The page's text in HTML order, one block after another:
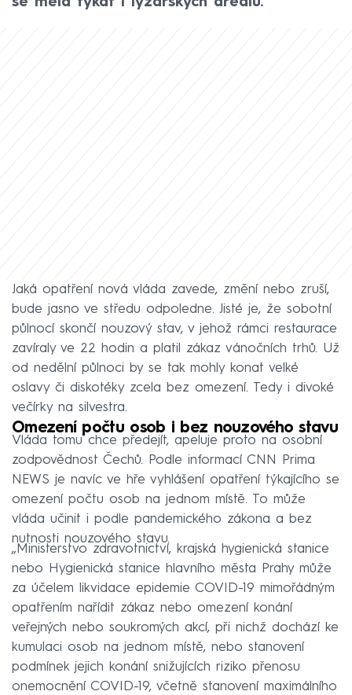
Jaká opatření nová vláda zavede, změní nebo zruší,
bude jasno ve středu odpoledne. Jisté je, že sobotní
půlnocí skončí nouzový stav, v jehož rámci restaurace
zavíraly ve 22 hodin a platil zákaz vánočních trhů. Už
od nedělní půlnoci by se tak mohly konat velké
oslavy či diskotéky zcela bez omezení. Tedy i divoké
večírky na silvestra.
Omezení počtu osob i bez nouzového stavu
Vláda tomu chce předejít, apeluje proto na osobní
zodpovědnost Čechů. Podle informací CNN Prima
NEWS je navíc ve hře vyhlášení opatření týkajícího se
omezení počtu osob na jednom místě. To může
vláda učinit i podle pandemického zákona a bez
nutnosti nouzového stavu.
„Ministerstvo zdravotnictví, krajská hygienická stanice
nebo Hygienická stanice hlavního města Prahy může
za účelem likvidace epidemie COVID-19 mimořádným
opatřením nařídit zákaz nebo omezení konání
veřejných nebo soukromých akcí, při nichž dochází ke
kumulaci osob na jednom místě, nebo stanovení
podmínek jejich konání snižujících riziko přenosu
onemocnění COVID-19, včetně stanovení maximálního